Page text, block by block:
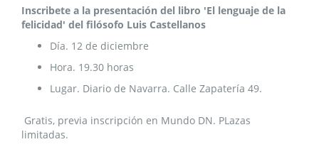
Inscribete a la presentación del libro 'El lenguaje de la
felicidad' del filósofo Luis Castellanos
Día. 12 de diciembre
Hora. 19.30 horas
Lugar. Diario de Navarra. Calle Zapatería 49.
Gratis, previa inscripción en Mundo DN. PLazas
limitadas.